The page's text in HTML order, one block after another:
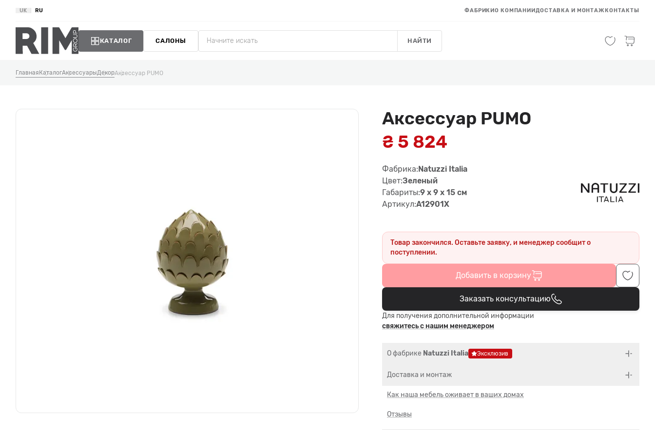
UK RU ФАБРИКИО КОМПАНИИДОСТАВКА И МОНТАЖКОНТАКТЫ
КАТАЛОГ САЛОНЫ НАЙТИ
Главная КаталогАксессуарыДекорАксессуар PUMO
Аксессуар PUMO
₴ 5 824
Фабрика:Natuzzi Italia
Цвет:Зеленый
Габариты:9 x 9 x 15 см
Артикул:A12901X
Товар закончился. Оставьте заявку, и менеджер сообщит о
поступлении.
Добавить в корзину
В корзине
Заказать консультацию
Для получения дополнительной информации
свяжитесь с нашим менеджером
О фабрике Natuzzi Italia Эксклюзив
Доставка и монтаж
Как наша мебель оживает в ваших домах
Отзывы